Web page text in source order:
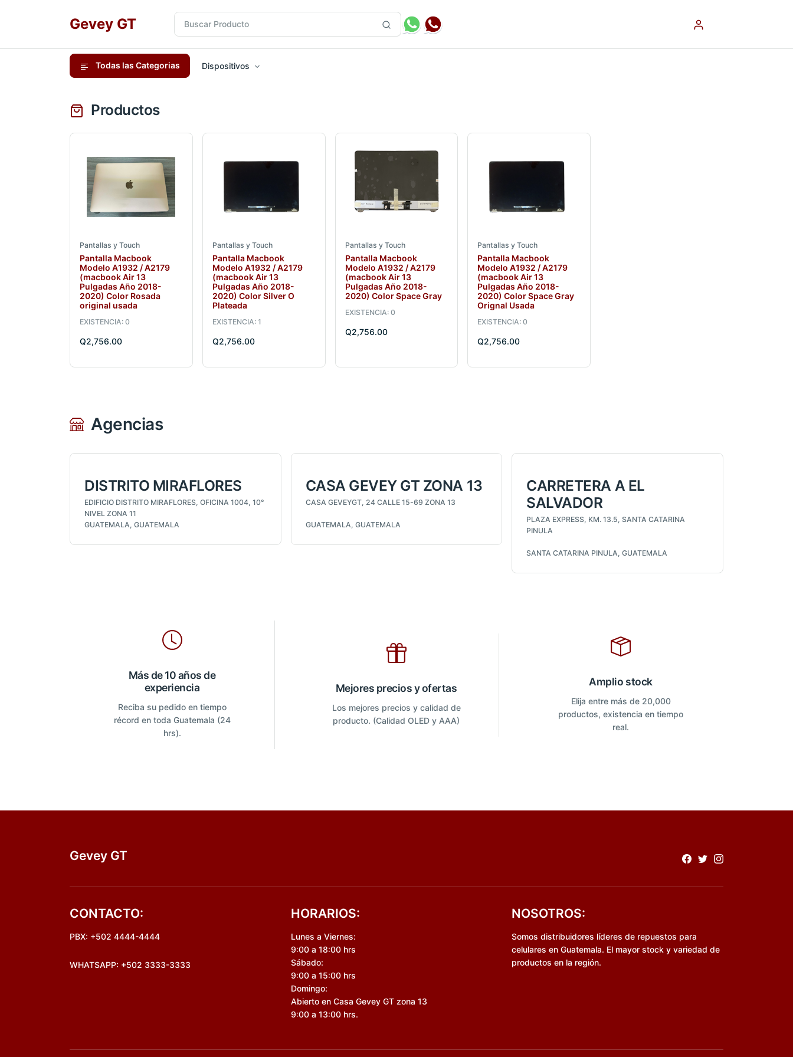
Gevey GT
Todas las Categorias Dispositivos
Productos
Pantallas y Touch
Pantalla Macbook
Modelo A1932 / A2179
(macbook Air 13
Pulgadas Año 2018-
2020) Color Rosada
original usada
EXISTENCIA: 0
Q2,756.00
Pantallas y Touch
Pantalla Macbook
Modelo A1932 / A2179
(macbook Air 13
Pulgadas Año 2018-
2020) Color Silver O
Plateada
EXISTENCIA: 1
Q2,756.00
Pantallas y Touch
Pantalla Macbook
Modelo A1932 / A2179
(macbook Air 13
Pulgadas Año 2018-
2020) Color Space Gray
EXISTENCIA: 0
Q2,756.00
Pantallas y Touch
Pantalla Macbook
Modelo A1932 / A2179
(macbook Air 13
Pulgadas Año 2018-
2020) Color Space Gray
Orignal Usada
EXISTENCIA: 0
Q2,756.00
Agencias
DISTRITO MIRAFLORES
EDIFICIO DISTRITO MIRAFLORES, OFICINA 1004, 10°
NIVEL ZONA 11
GUATEMALA, GUATEMALA
CASA GEVEY GT ZONA 13
CASA GEVEYGT, 24 CALLE 15-69 ZONA 13
GUATEMALA, GUATEMALA
CARRETERA A EL
SALVADOR
PLAZA EXPRESS, KM. 13.5, SANTA CATARINA
PINULA
SANTA CATARINA PINULA, GUATEMALA
Más de 10 años de
experiencia
Reciba su pedido en tiempo
récord en toda Guatemala (24
hrs).
Mejores precios y ofertas
Los mejores precios y calidad de
producto. (Calidad OLED y AAA)
Amplio stock
Elija entre más de 20,000
productos, existencia en tiempo
real.
Gevey GT
CONTACTO:
PBX: +502 4444-4444
WHATSAPP: +502 3333-3333
HORARIOS:
Lunes a Viernes:
9:00 a 18:00 hrs
Sábado:
9:00 a 15:00 hrs
Domingo:
Abierto en Casa Gevey GT zona 13
9:00 a 13:00 hrs.
NOSOTROS:
Somos distribuidores líderes de repuestos para
celulares en Guatemala. El mayor stock y variedad de
productos en la región.